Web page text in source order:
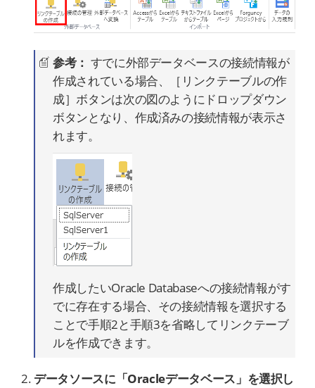
参考： すでに外部データベースの接続情報が
作成されている場合、［リンクテーブルの作
成］ボタンは次の図のようにドロップダウン
ボタンとなり、作成済みの接続情報が表示さ
れます。
作成したいOracle Databaseへの接続情報がす
でに存在する場合、その接続情報を選択する
ことで手順2と手順3を省略してリンクテーブ
ルを作成できます。
データソースに「Oracleデータベース」を選択し